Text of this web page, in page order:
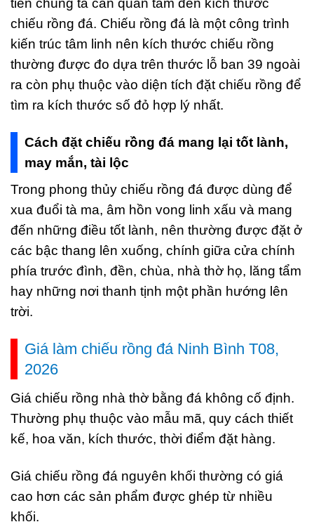
chiếu rồng đá. Chiếu rồng đá là một công trình
kiến trúc tâm linh nên kích thước chiếu rồng
thường được đo dựa trên thước lỗ ban 39 ngoài
ra còn phụ thuộc vào diện tích đặt chiếu rồng để
tìm ra kích thước số đỏ hợp lý nhất.
Cách đặt chiếu rồng đá mang lại tốt lành,
may mắn, tài lộc
Trong phong thủy chiếu rồng đá được dùng để
xua đuổi tà ma, âm hồn vong linh xấu và mang
đến những điều tốt lành, nên thường được đặt ở
các bậc thang lên xuống, chính giữa cửa chính
phía trước đình, đền, chùa, nhà thờ họ, lăng tẩm
hay những nơi thanh tịnh một phần hướng lên
trời.
Giá làm chiếu rồng đá Ninh Bình T08,
2026
Giá chiếu rồng nhà thờ bằng đá không cố định.
Thường phụ thuộc vào mẫu mã, quy cách thiết
kế, hoa văn, kích thước, thời điểm đặt hàng.
Giá chiếu rồng đá nguyên khối thường có giá
cao hơn các sản phẩm được ghép từ nhiều
khối.